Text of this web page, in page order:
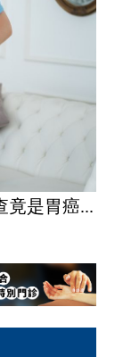
是胃癌...